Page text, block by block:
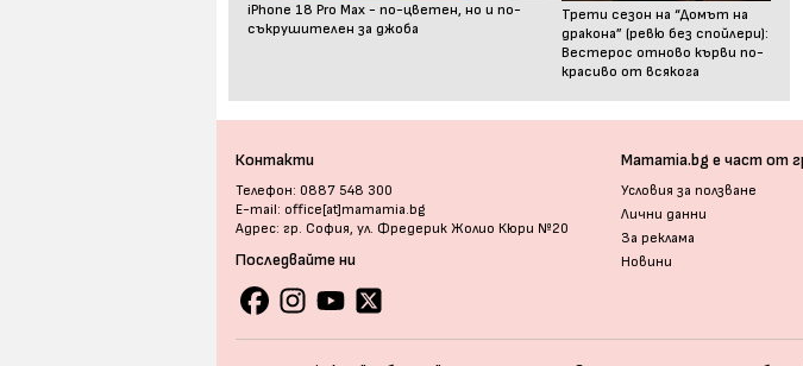
iPhone 18 Pro Max - по-цветен, но и по-
съкрушителен за джоба
Трети сезон на “Домът на
дракона” (ревю без спойлери):
Вестерос отново кърви по-
красиво от всякога
Контакти
Телефон: 0887 548 300
E-mail: office[at]mamamia.bg
Адрес: гр. София, ул. Фредерик Жолио Кюри №20
Последвайте ни
Mamamia.bg е част от
Условия за ползване
Лични данни
За реклама
Новини